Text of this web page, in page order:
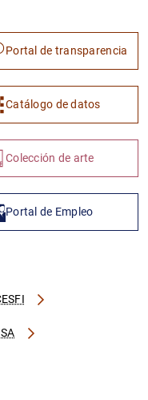
1 2
Portal de transparencia
Catálogo de datos
Colección de arte
Portal de Empleo